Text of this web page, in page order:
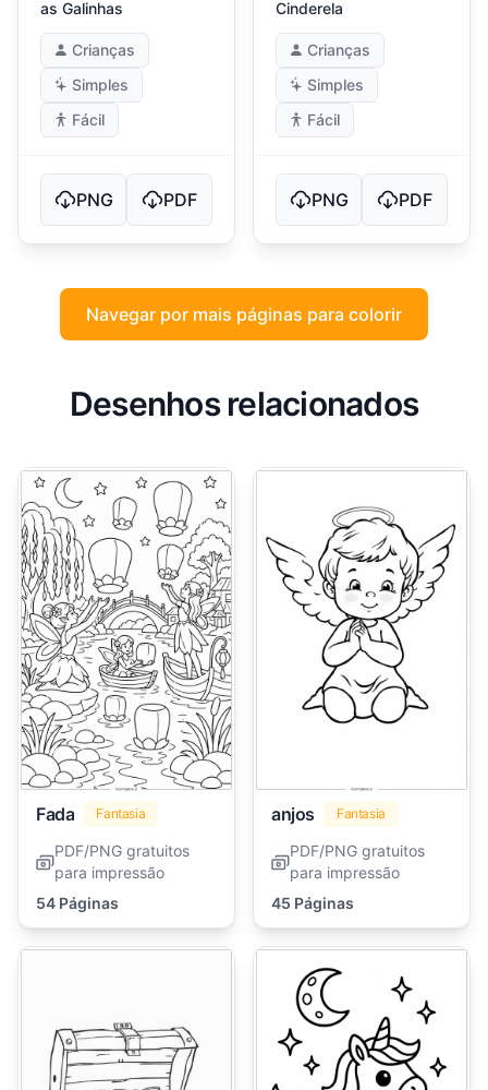
as Galinhas
Crianças
Simples
Fácil
PNG PDF
Cinderela
Crianças
Simples
Fácil
PNG PDF
Navegar por mais páginas para colorir
Desenhos relacionados
Fada Fantasia
PDF/PNG gratuitos
para impressão
54 Páginas
anjos Fantasia
PDF/PNG gratuitos
para impressão
45 Páginas